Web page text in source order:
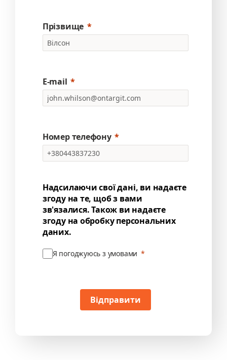
Прізвище
E-mail
Номер телефону
Надсилаючи свої дані, ви надаєте
згоду на те, щоб з вами
зв'язалися. Також ви надаєте
згоду на обробку персональних
даних.
Я погоджуюсь з умовами
Відправити